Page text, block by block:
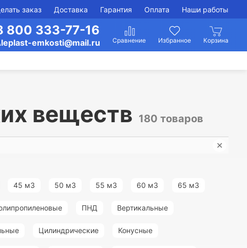
заказ Доставка Гарантия Оплата Наши работы
800 333-77-16
emkosti@mail.ru
веществ 180 товаров
✕
45 м3 50 м3 55 м3 60 м3 65 м3
ПНД Вертикальные
Цилиндрические Конусные